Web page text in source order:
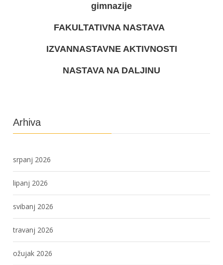
gimnazije
FAKULTATIVNA NASTAVA
IZVANNASTAVNE AKTIVNOSTI
NASTAVA NA DALJINU
Arhiva
srpanj 2026
lipanj 2026
svibanj 2026
travanj 2026
ožujak 2026